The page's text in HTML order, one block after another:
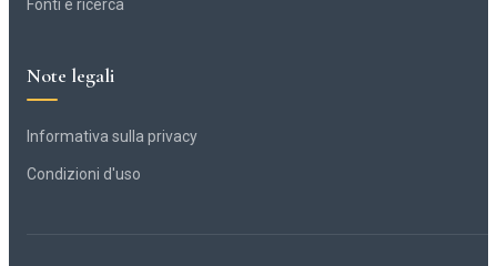
Fonti e ricerca
Note legali
Informativa sulla privacy
Condizioni d'uso